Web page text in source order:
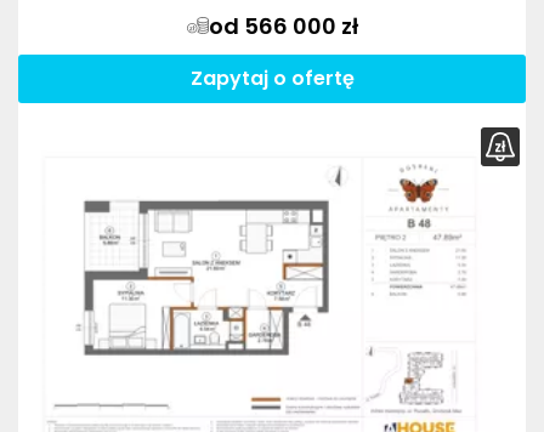
od 566 000 zł
Zapytaj o ofertę